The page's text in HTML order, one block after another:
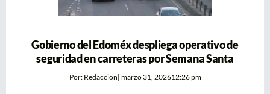
Gobierno del Edoméx despliega operativo de
seguridad en carreteras por Semana Santa
Por:Redacción| marzo 31, 202612:26 pm